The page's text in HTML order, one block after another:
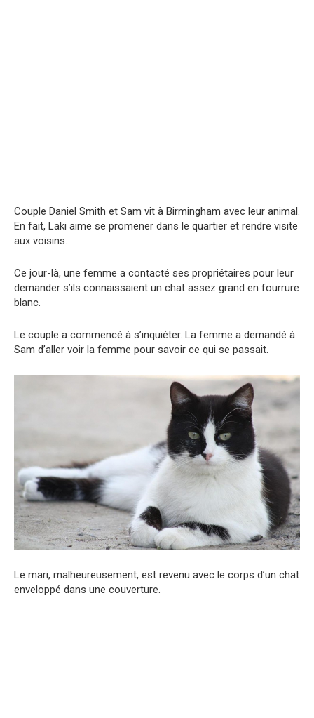
Couple Daniel Smith et Sam vit à Birmingham avec leur animal.
En fait, Laki aime se promener dans le quartier et rendre visite
aux voisins.
Ce jour-là, une femme a contacté ses propriétaires pour leur
demander s’ils connaissaient un chat assez grand en fourrure
blanc.
Le couple a commencé à s’inquiéter. La femme a demandé à
Sam d’aller voir la femme pour savoir ce qui se passait.
Le mari, malheureusement, est revenu avec le corps d’un chat
enveloppé dans une couverture.